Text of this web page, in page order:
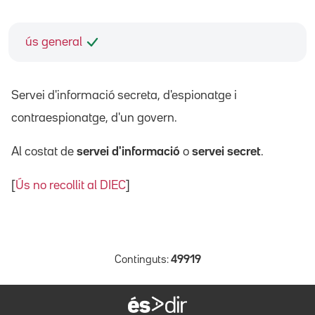
ús general
Servei d'informació secreta, d'espionatge i
contraespionatge, d'un govern.
Al costat de servei d'informació o servei secret.
Ús no recollit al DIEC
Continguts: 49919